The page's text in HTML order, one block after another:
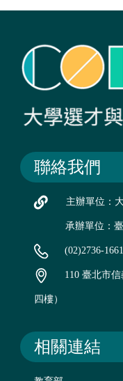
聯絡我們
主辦單位：
承辦單位：
(02)2736-
110 臺北市
四樓）
相關連結